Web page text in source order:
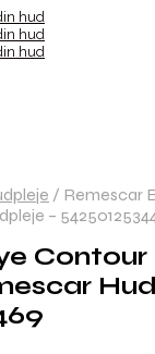
/ Remescar
–
Contour